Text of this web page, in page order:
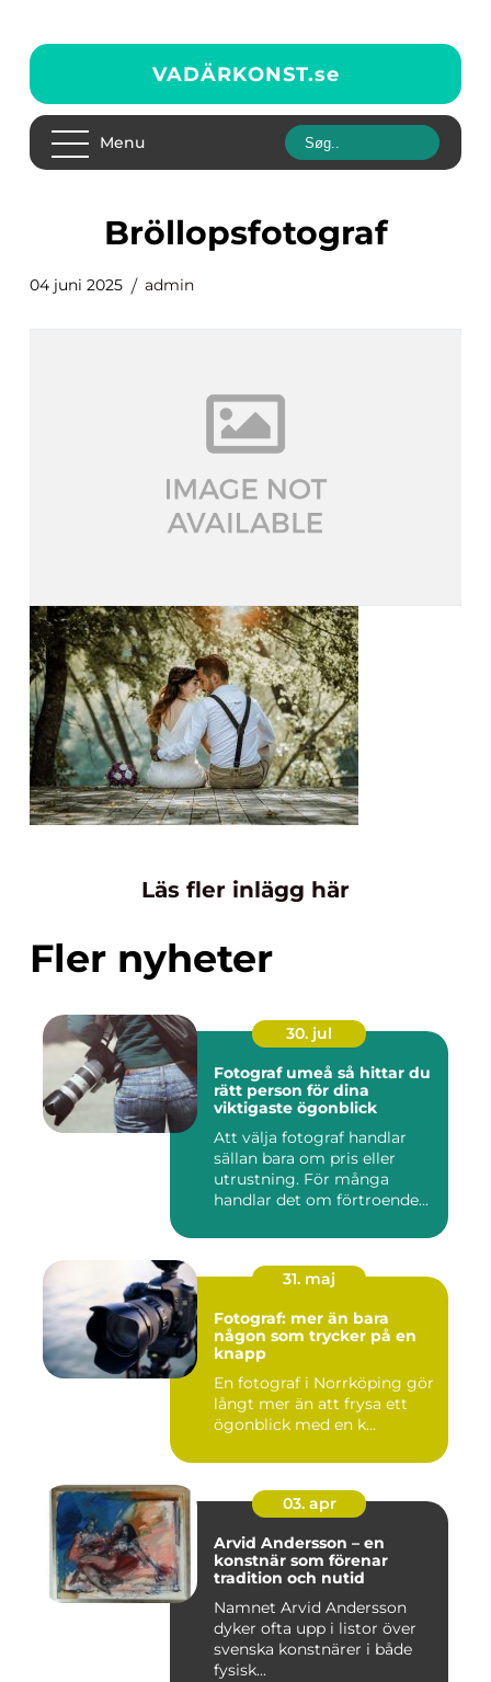
VADÄRKONST.se
Menu
Bröllopsfotograf
04 juni 2025 admin
Läs fler inlägg här
Fler nyheter
30. jul
Fotograf umeå så hittar du
rätt person för dina
viktigaste ögonblick
Att välja fotograf handlar
sällan bara om pris eller
utrustning. För många
handlar det om förtroende...
31. maj
Fotograf: mer än bara
någon som trycker på en
knapp
En fotograf i Norrköping gör
långt mer än att frysa ett
ögonblick med en k...
03. apr
Arvid Andersson – en
konstnär som förenar
tradition och nutid
Namnet Arvid Andersson
dyker ofta upp i listor över
svenska konstnärer i både
fysisk...